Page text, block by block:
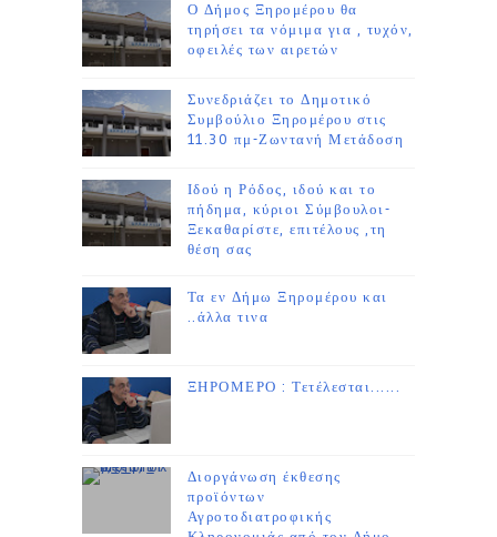
Ο Δήμος Ξηρομέρου θα
τηρήσει τα νόμιμα για , τυχόν,
οφειλές των αιρετών
Συνεδριάζει το Δημοτικό
Συμβούλιο Ξηρομέρου στις
11.30 πμ-Ζωντανή Μετάδοση
Ιδού η Ρόδος, ιδού και το
πήδημα, κύριοι Σύμβουλοι-
Ξεκαθαρίστε, επιτέλους ,τη
θέση σας
Τα εν Δήμω Ξηρομέρου και
..άλλα τινα
ΞΗΡΟΜΕΡΟ : Τετέλεσται......
Διοργάνωση έκθεσης
προϊόντων
Αγροτοδιατροφικής